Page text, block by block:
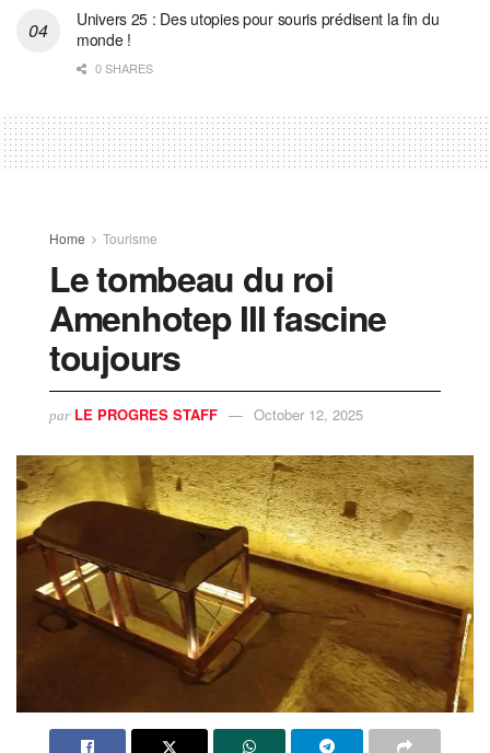
Univers 25 : Des utopies pour souris prédisent la fin du
monde !
0 SHARES
Home Tourisme
Le tombeau du roi
Amenhotep III fascine
toujours
par LE PROGRES STAFF October 12, 2025